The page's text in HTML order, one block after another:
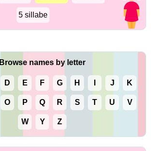
5 sillabe
Browse names by letter
D E F G H J K
O P Q R S T U V
W Y Z